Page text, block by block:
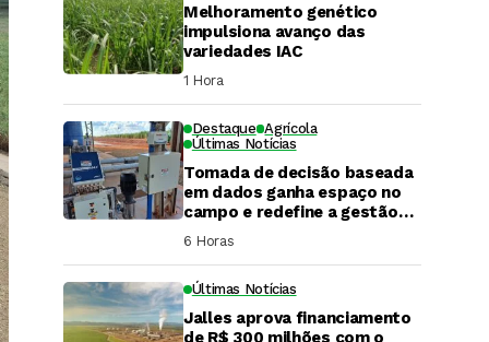
Melhoramento genético
impulsiona avanço das
variedades IAC
1 Hora ⁮
Destaque Agrícola
Últimas Notícias
Tomada de decisão baseada
em dados ganha espaço no
campo e redefine a gestão
hídrica das propriedades
rurais
6 Horas ⁮
Últimas Notícias
Jalles aprova financiamento
de R$ 300 milhões com o
DaCana Cast